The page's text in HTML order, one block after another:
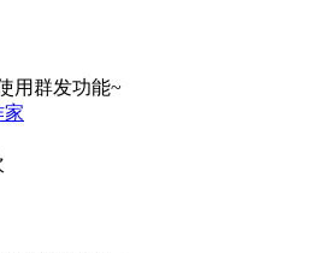
用群发功能~
家